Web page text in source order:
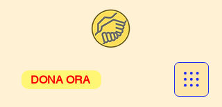
DONA ORA